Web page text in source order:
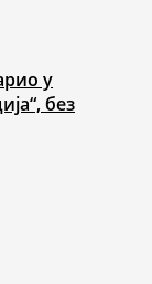
у
без